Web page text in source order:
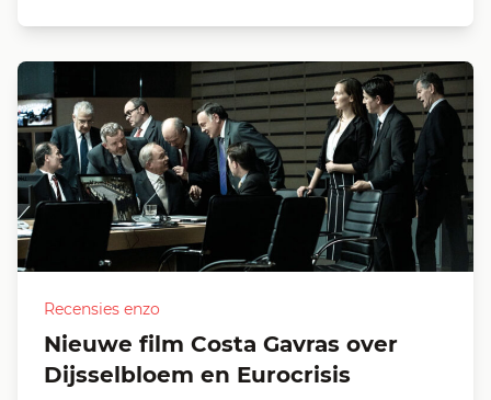
Recensies enzo
Nieuwe film Costa Gavras over
Dijsselbloem en Eurocrisis